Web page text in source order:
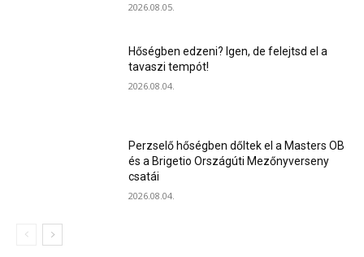
2026.08.05.
Hőségben edzeni? Igen, de felejtsd el a
tavaszi tempót!
2026.08.04.
Perzselő hőségben dőltek el a Masters OB
és a Brigetio Országúti Mezőnyverseny
csatái
2026.08.04.